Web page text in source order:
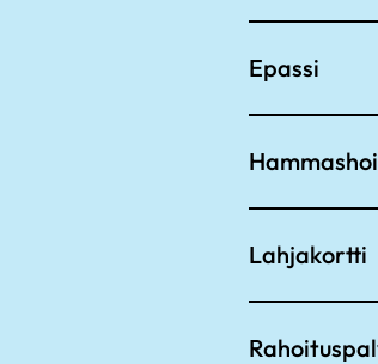
Epassi
Lahjakortti